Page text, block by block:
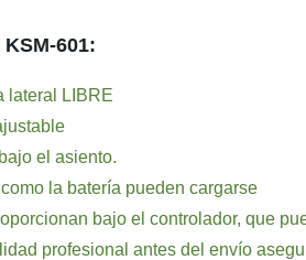
601:
lateral LIBRE
el asiento.
la batería pueden cargarse
bajo el controlador, que
profesional antes del envío